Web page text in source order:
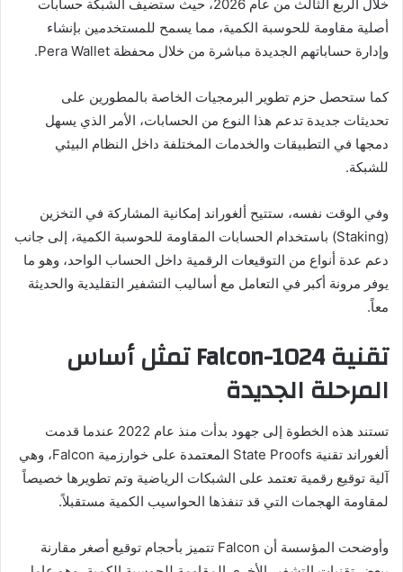
خلال الربع الثالث من عام 2026، حيث ستضيف الشبكة حسابات
أصلية مقاومة للحوسبة الكمية، مما يسمح للمستخدمين بإنشاء
وإدارة حساباتهم الجديدة مباشرة من خلال محفظة Pera Wallet.
كما ستحصل حزم تطوير البرمجيات الخاصة بالمطورين على
تحديثات جديدة تدعم هذا النوع من الحسابات، الأمر الذي يسهل
دمجها في التطبيقات والخدمات المختلفة داخل النظام البيئي
للشبكة.
وفي الوقت نفسه، ستتيح ألغوراند إمكانية المشاركة في التخزين
(Staking) باستخدام الحسابات المقاومة للحوسبة الكمية، إلى جانب
دعم عدة أنواع من التوقيعات الرقمية داخل الحساب الواحد، وهو ما
يوفر مرونة أكبر في التعامل مع أساليب التشفير التقليدية والحديثة
معاً.
تقنية Falcon-1024 تمثل أساس
المرحلة الجديدة
تستند هذه الخطوة إلى جهود بدأت منذ عام 2022 عندما قدمت
ألغوراند تقنية State Proofs المعتمدة على خوارزمية Falcon، وهي
آلية توقيع رقمية تعتمد على الشبكات الرياضية وتم تطويرها خصيصاً
لمقاومة الهجمات التي قد تنفذها الحواسيب الكمية مستقبلاً.
وأوضحت المؤسسة أن Falcon تتميز بأحجام توقيع أصغر مقارنة